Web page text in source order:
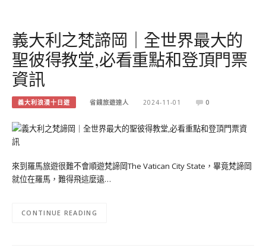
義大利之梵諦岡｜全世界最大的
聖彼得教堂,必看重點和登頂門票
資訊
義大利浪漫十日遊 省錢旅遊達人 2024-11-01 0
來到羅馬旅遊很難不會順遊梵諦岡The Vatican City State，畢竟梵諦岡
就位在羅馬，難得飛這麼遠…
CONTINUE READING